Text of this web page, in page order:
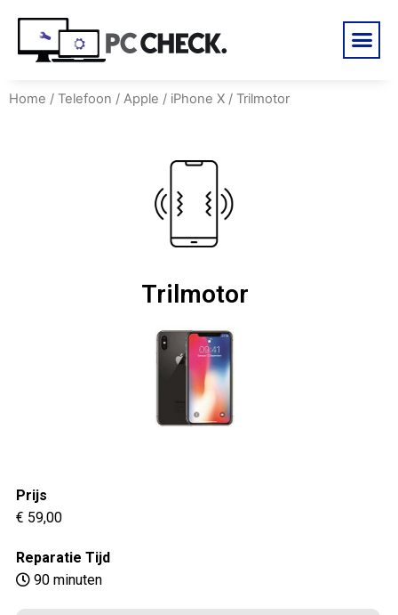
Home / Telefoon / Apple / iPhone X / Trilmotor
Trilmotor
Prijs
€ 59,00
Reparatie Tijd
90 minuten